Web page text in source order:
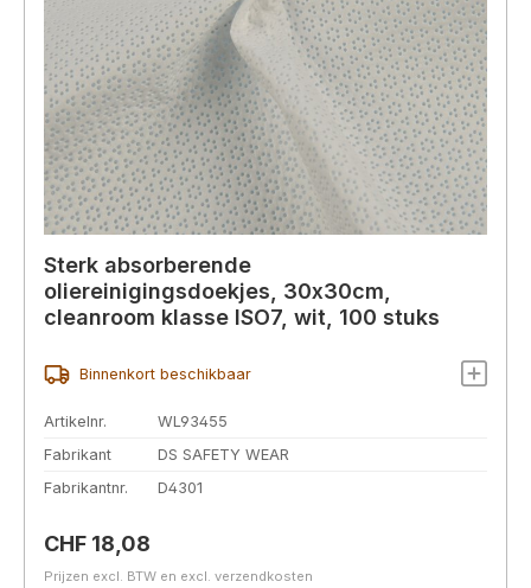
Sterk absorberende
oliereinigingsdoekjes, 30x30cm,
cleanroom klasse ISO7, wit, 100 stuks
Binnenkort beschikbaar
Artikelnr.
WL93455
Fabrikant
DS SAFETY WEAR
Fabrikantnr.
D4301
Normale prijs:
CHF 18,08
Prijzen excl. BTW en excl. verzendkosten